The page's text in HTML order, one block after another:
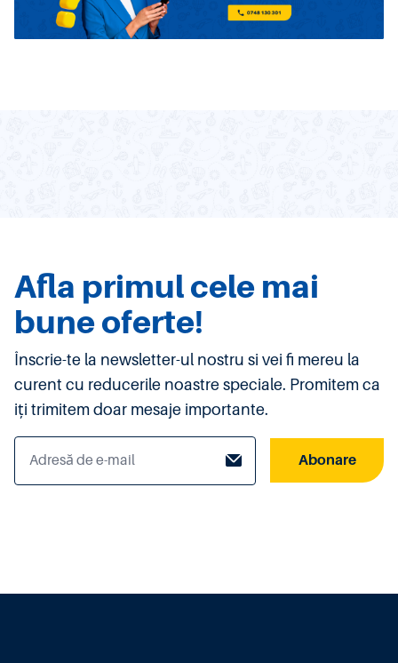
Afla primul cele mai
bune oferte!
Înscrie-te la newsletter-ul nostru si vei fi mereu la
curent cu reducerile noastre speciale. Promitem ca
iți trimitem doar mesaje importante.
Abonare